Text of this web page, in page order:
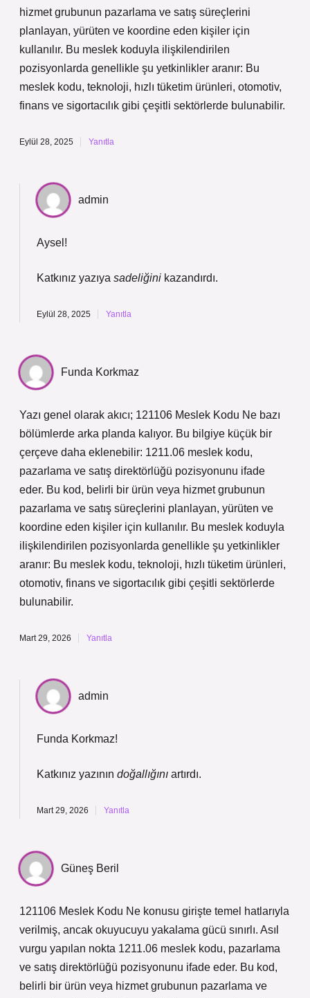
hizmet grubunun pazarlama ve satış süreçlerini
planlayan, yürüten ve koordine eden kişiler için
kullanılır. Bu meslek koduyla ilişkilendirilen
pozisyonlarda genellikle şu yetkinlikler aranır: Bu
meslek kodu, teknoloji, hızlı tüketim ürünleri, otomotiv,
finans ve sigortacılık gibi çeşitli sektörlerde bulunabilir.
Eylül 28, 2025 Yanıtla
admin
Aysel!
Katkınız yazıya sadeliğini kazandırdı.
Eylül 28, 2025 Yanıtla
Funda Korkmaz
Yazı genel olarak akıcı; 121106 Meslek Kodu Ne bazı
bölümlerde arka planda kalıyor. Bu bilgiye küçük bir
çerçeve daha eklenebilir: 1211.06 meslek kodu,
pazarlama ve satış direktörlüğü pozisyonunu ifade
eder. Bu kod, belirli bir ürün veya hizmet grubunun
pazarlama ve satış süreçlerini planlayan, yürüten ve
koordine eden kişiler için kullanılır. Bu meslek koduyla
ilişkilendirilen pozisyonlarda genellikle şu yetkinlikler
aranır: Bu meslek kodu, teknoloji, hızlı tüketim ürünleri,
otomotiv, finans ve sigortacılık gibi çeşitli sektörlerde
bulunabilir.
Mart 29, 2026 Yanıtla
admin
Funda Korkmaz!
Katkınız yazının doğallığını artırdı.
Mart 29, 2026 Yanıtla
Güneş Beril
121106 Meslek Kodu Ne konusu girişte temel hatlarıyla
verilmiş, ancak okuyucuyu yakalama gücü sınırlı. Asıl
vurgu yapılan nokta 1211.06 meslek kodu, pazarlama
ve satış direktörlüğü pozisyonunu ifade eder. Bu kod,
belirli bir ürün veya hizmet grubunun pazarlama ve